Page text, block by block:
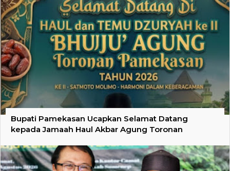
Bupati Pamekasan Ucapkan Selamat Datang
kepada Jamaah Haul Akbar Agung Toronan